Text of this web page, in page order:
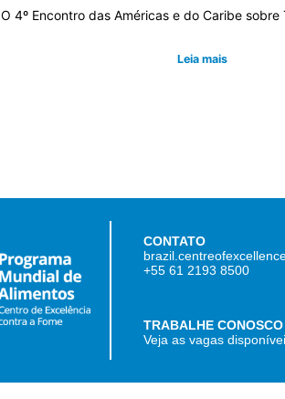
O 4º Encontro das Américas e do Caribe
Leia mais
CONTATO
+55 61 2193 8500
TRABALHE CONOSCO
Veja as vagas